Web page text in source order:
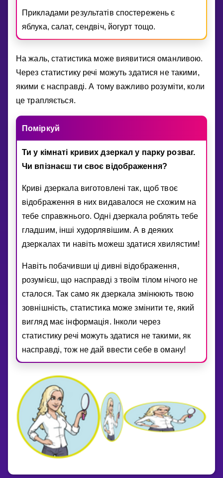
Прикладами результатiв спостережень є
яблука, салат, сендвiч, йогурт тощо.
На жаль, статистика може виявитися оманливою.
Через статистику речi можуть здатися не такими,
якими є насправдi. А тому важливо розумiти, коли
це трапляється.
Помiркуй
Ти у кiмнатi кривих дзеркал у парку розваг.
Чи впiзнаєш ти своє вiдображення?
Кривi дзеркала виготовленi так, щоб твоє
вiдображення в них видавалося не схожим на
тебе справжнього. Однi дзеркала роблять тебе
гладшим, iншi худорлявiшим. А в деяких
дзеркалах ти навiть можеш здатися хвилястим!
Навiть побачивши цi дивнi вiдображення,
розумiєш, що насправдi з твоїм тiлом нiчого не
сталося. Так само як дзеркала змiнюють твою
зовнiшнiсть, статистика може змiнити те, який
вигляд має iнформацiя. Iнколи через
статистику речi можуть здатися не такими, як
насправдi, тож не дай ввести себе в оману!